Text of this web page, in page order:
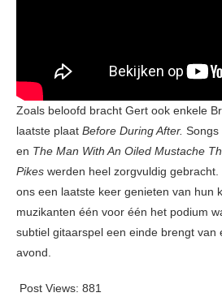
Zoals beloofd bracht Gert ook enkele
laatste plaat Before During After. Songs
en The Man With An Oiled Mustache
Pikes werden heel zorgvuldig gebracht.
ons een laatste keer genieten van hun
muzikanten één voor één het podium
subtiel gitaarspel een einde brengt van
avond.
Post Views: 881